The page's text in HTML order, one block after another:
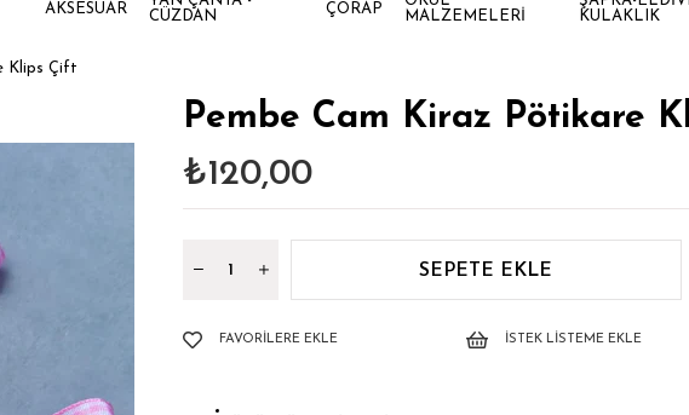
AKSESUAR
CÜZDAN
ÇORAP
MALZEMELERİ
KULAKLIK
Klips Çift
Pembe Cam Kiraz Pötikare
₺120,00
FAVORILERE EKLE İSTEK LISTEME EKLE